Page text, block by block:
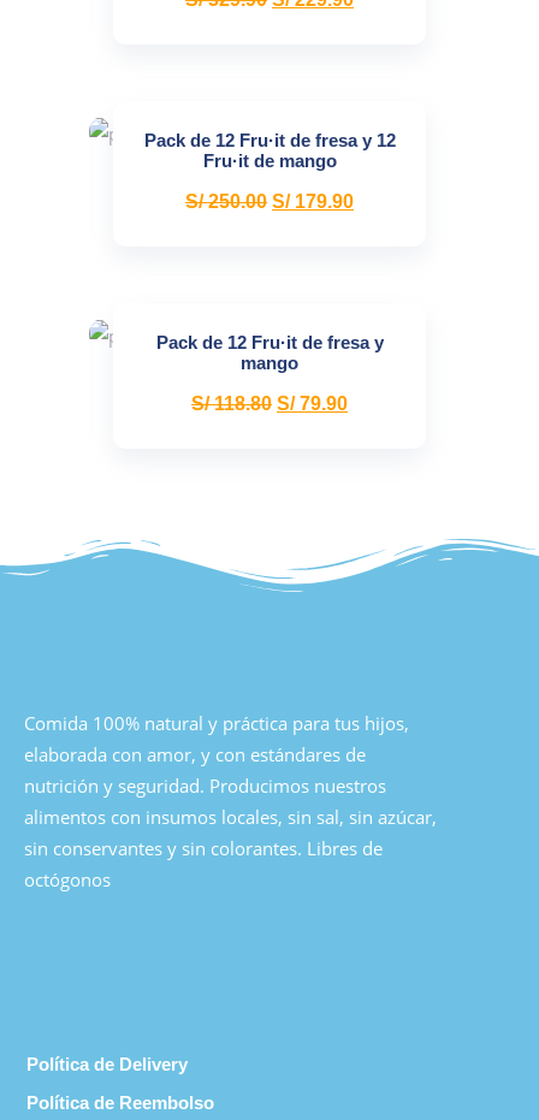
Pack de 12 Fru·it de fresa y 12
Fru·it de mango
S/250.00 S/179.90
Pack de 12 Fru·it de fresa y
mango
S/118.80 S/79.90
Comida 100% natural y práctica para tus hijos,
elaborada con amor, y con estándares de
nutrición y seguridad. Producimos nuestros
alimentos con insumos locales, sin sal, sin azúcar,
sin conservantes y sin colorantes. Libres de
octógonos
Política de Delivery
Política de Reembolso